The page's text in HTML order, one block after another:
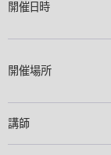
開催日時
開催場所
講師